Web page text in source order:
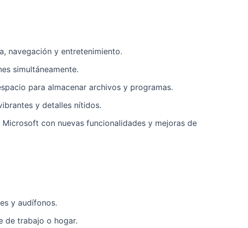
navegación y entretenimiento.
simultáneamente.
para almacenar archivos y programas.
y detalles nítidos.
con nuevas funcionalidades y mejoras de
y audífonos.
de trabajo o hogar.